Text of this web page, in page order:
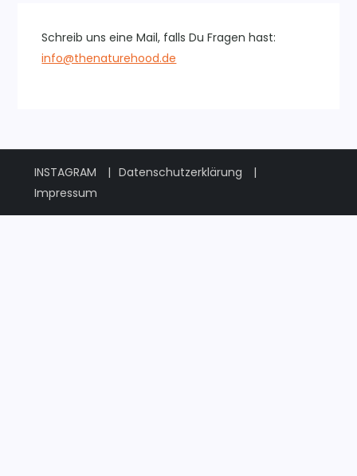
Schreib uns eine Mail, falls Du Fragen hast:
info@thenaturehood.de
INSTAGRAM
Datenschutzerklärung
Impressum